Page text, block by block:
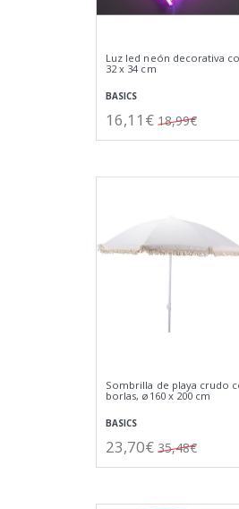
Luz led neón decorativa
32 x 34 cm
BASICS
16,11€ 18,99€
Sombrilla de playa crudo
borlas, ø160 x 200 cm
BASICS
23,70€ 35,48€